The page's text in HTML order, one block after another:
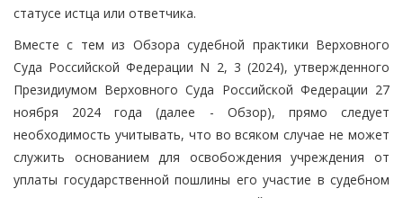
статусе истца или ответчика.
Вместе с тем из Обзора судебной практики Верховного
Суда Российской Федерации N 2, 3 (2024), утвержденного
Президиумом Верховного Суда Российской Федерации 27
ноября 2024 года (далее - Обзор), прямо следует
необходимость учитывать, что во всяком случае не может
служить основанием для освобождения учреждения от
уплаты государственной пошлины его участие в судебном